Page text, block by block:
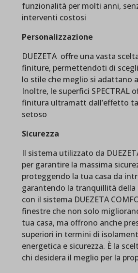
funzionalità per molti anni,
interventi costosi
Personalizzazione
DUEZETA offre una vasta
finiture, permettendoti di
lo stile che meglio si adattano
Inoltre, le superfici SPECTRAL
finitura ultramatt dall’effetto
setoso
Sicurezza
Il sistema utilizzato da
per garantire la massima
proteggendo la tua casa da
garantendo la tranquillità
con il sistema DUEZETA
finestre che non solo
tua casa, ma offrono anche
superiori in termini di
energetica e sicurezza. È la
chi desidera il meglio per la